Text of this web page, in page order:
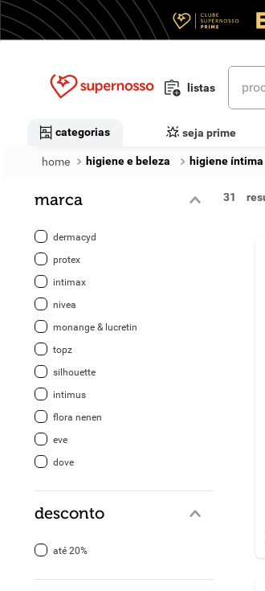
listas
categorias seja prime
higiene e beleza higiene íntima
marca
dermacyd
protex
intimax
nivea
monange & lucretin
topz
silhouette
intimus
flora nenen
eve
dove
desconto
até 20%
31
termos